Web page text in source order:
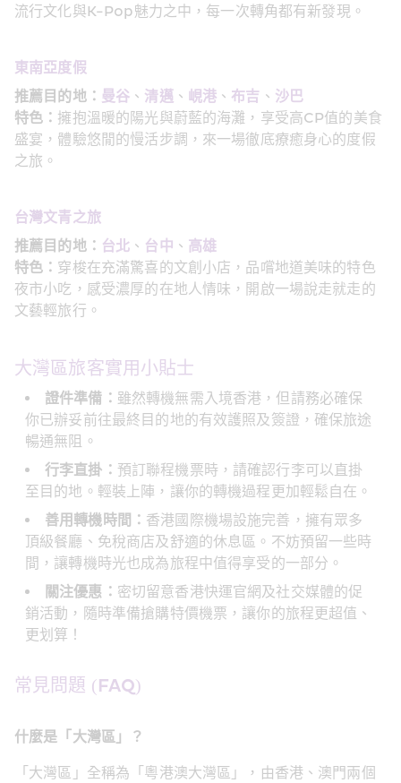
流行文化與K-Pop魅力之中，每一次轉角都有新發現。
東南亞度假
推薦目的地： 曼谷 、 清邁、 峴港 、 布吉 、 沙巴
特色： 擁抱溫暖的陽光與蔚藍的海灘，享受高CP值的美食
盛宴，體驗悠閒的慢活步調，來一場徹底療癒身心的度假
之旅。
台灣文青之旅
推薦目的地： 台北 、 台中 、 高雄
特色： 穿梭在充滿驚喜的文創小店，品嚐地道美味的特色
夜市小吃，感受濃厚的在地人情味，開啟一場說走就走的
文藝輕旅行。
大灣區旅客實用小貼士
證件準備： 雖然轉機無需入境香港，但請務必確保
你已辦妥前往最終目的地的有效護照及簽證，確保旅途
暢通無阻。
行李直掛： 預訂聯程機票時，請確認行李可以直掛
至目的地。輕裝上陣，讓你的轉機過程更加輕鬆自在。
善用轉機時間： 香港國際機場設施完善，擁有眾多
頂級餐廳、免稅商店及舒適的休息區。不妨預留一些時
間，讓轉機時光也成為旅程中值得享受的一部分。
關注優惠： 密切留意香港快運官網及社交媒體的促
銷活動，隨時準備搶購特價機票，讓你的旅程更超值、
更划算！
常見問題 (FAQ)
什麼是「大灣區」？
「大灣區」全稱為「粵港澳大灣區」，由香港、澳門兩個